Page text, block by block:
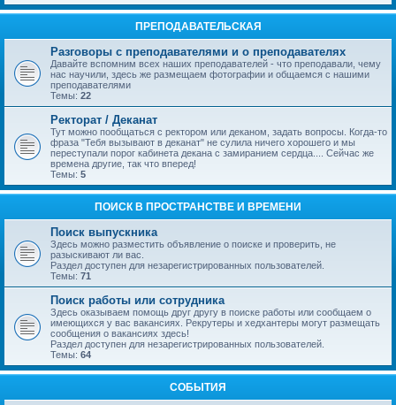
ПРЕПОДАВАТЕЛЬСКАЯ
Разговоры с преподавателями и о преподавателях
Давайте вспомним всех наших преподавателей - что преподавали, чему
нас научили, здесь же размещаем фотографии и общаемся с нашими
преподавателями
Темы: 22
Ректорат / Деканат
Тут можно пообщаться с ректором или деканом, задать вопросы. Когда-то
фраза "Тебя вызывают в деканат" не сулила ничего хорошего и мы
переступали порог кабинета декана с замиранием сердца.... Сейчас же
времена другие, так что вперед!
Темы: 5
ПОИСК В ПРОСТРАНСТВЕ И ВРЕМЕНИ
Поиск выпускника
Здесь можно разместить объявление о поиске и проверить, не
разыскивают ли вас.
Раздел доступен для незарегистрированных пользователей.
Темы: 71
Поиск работы или сотрудника
Здесь оказываем помощь друг другу в поиске работы или сообщаем о
имеющихся у вас вакансиях. Рекрутеры и хедхантеры могут размещать
сообщения о вакансиях здесь!
Раздел доступен для незарегистрированных пользователей.
Темы: 64
СОБЫТИЯ